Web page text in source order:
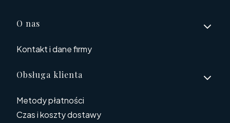
Linki w stopce
O nas
Kontakt i dane firmy
Obsługa klienta
Metody płatności
Czas i koszty dostawy